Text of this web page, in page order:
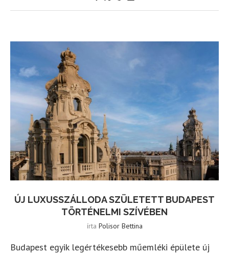
ÚJ LUXUSSZÁLLODA SZÜLETETT BUDAPEST
TÖRTÉNELMI SZÍVÉBEN
írta Polisor Bettina
Budapest egyik legértékesebb műemléki épülete új